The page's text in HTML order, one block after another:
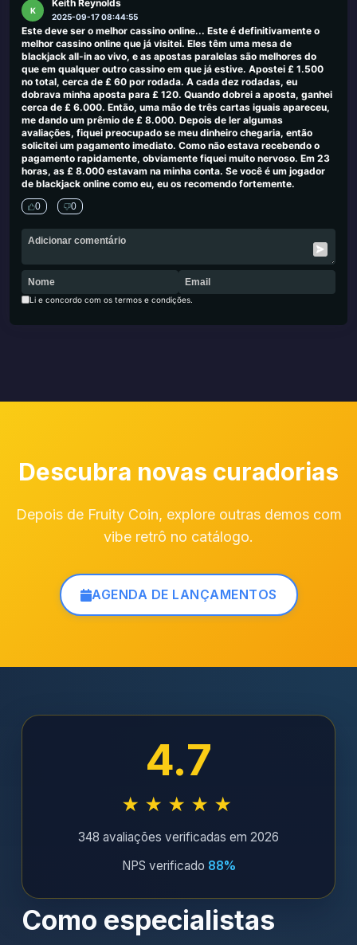
K
Keith Reynolds
2025-09-17 08:44:55
Este deve ser o melhor cassino online... Este é definitivamente o
melhor cassino online que já visitei. Eles têm uma mesa de
blackjack all-in ao vivo, e as apostas paralelas são melhores do
que em qualquer outro cassino em que já estive. Apostei £ 1.500
no total, cerca de £ 60 por rodada. A cada dez rodadas, eu
dobrava minha aposta para £ 120. Quando dobrei a aposta, ganhei
cerca de £ 6.000. Então, uma mão de três cartas iguais apareceu,
me dando um prêmio de £ 8.000. Depois de ler algumas
avaliações, fiquei preocupado se meu dinheiro chegaria, então
solicitei um pagamento imediato. Como não estava recebendo o
pagamento rapidamente, obviamente fiquei muito nervoso. Em 23
horas, as £ 8.000 estavam na minha conta. Se você é um jogador
de blackjack online como eu, eu os recomendo fortemente.
0 0
Li e concordo com os termos e condições.
Descubra novas curadorias
Depois de Fruity Coin, explore outras demos com
vibe retrô no catálogo.
AGENDA DE LANÇAMENTOS
4.7
★★★★★
348 avaliações verificadas em 2026
NPS verificado 88%
Como especialistas